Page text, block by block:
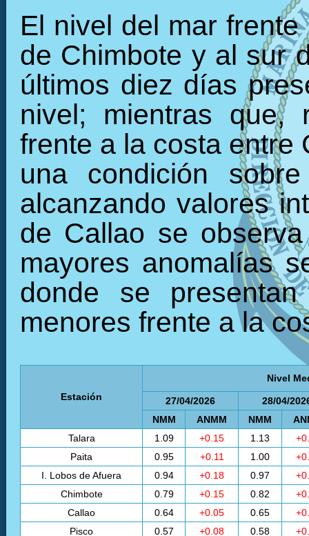
El nivel del mar
de Chimbote y al sur
últimos diez días
nivel; mientras que,
frente a la costa entre
una condición
alcanzando valores
de Callao se
mayores anomalías
donde se
menores frente a la
Estación
Nivel
27/04/2026
28/04/
NMM
ANMM NMM
Talara
1.09 +0.15 1.13
Paita
0.95 +0.11 1.00
I. Lobos de Afuera
0.94 +0.18 0.97
Chimbote
0.79 +0.15 0.82
Callao
0.64 +0.05 0.65
Pisco
0.57 +0.08 0.58